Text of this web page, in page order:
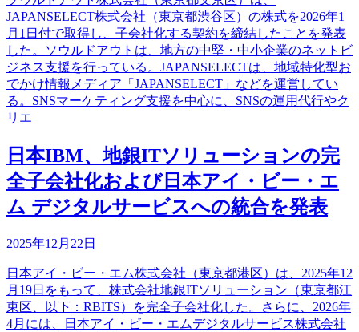
JAPANSELECT株式会社（東京都渋谷区）の株式を2026年1
月1日付で取得し、子会社化する契約を締結したことを発表
した。ソウルドアウトは、地方の中堅・中小企業のネットビ
ジネス支援を行っている。JAPANSELECTは、地域特化型お
でかけ情報メディア「JAPANSELECT」などを運営してい
る。SNSマーケティング支援を中心に、SNSの運用代行やク
リエ
日本IBM、地銀ITソリューションの完
全子会社化および日本アイ・ビー・エ
ム デジタルサービスへの統合を発表
2025年12月22日
日本アイ・ビー・エム株式会社（東京都港区）は、2025年12
月19日をもって、株式会社地銀ITソリューション（東京都江
東区、以下：RBITS）を完全子会社化した。さらに、2026年
4月には、日本アイ・ビー・エムデジタルサービス株式会社